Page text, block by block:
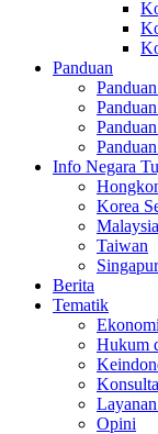
Panduan
Info Negara
Korea
Malaysia
Taiwan
Berita
Tematik
Hukum
Opini